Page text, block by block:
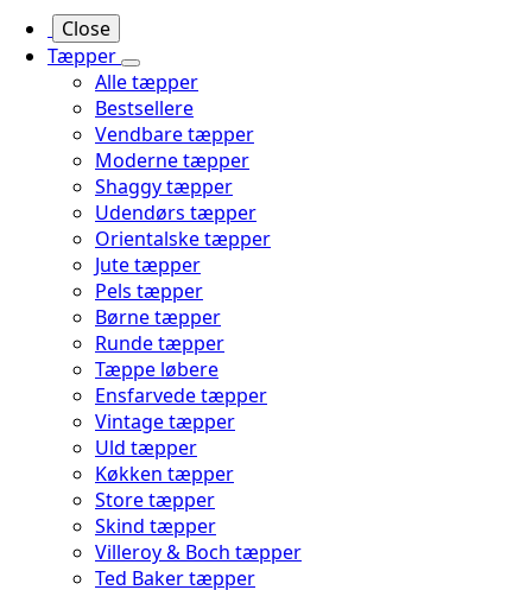
Close
Tæpper
Alle tæpper
Bestsellere
Vendbare tæpper
Moderne tæpper
Shaggy tæpper
Udendørs tæpper
Orientalske tæpper
Jute tæpper
Pels tæpper
Børne tæpper
Runde tæpper
Tæppe løbere
Ensfarvede tæpper
Vintage tæpper
Uld tæpper
Køkken tæpper
Store tæpper
Skind tæpper
Villeroy & Boch tæpper
Ted Baker tæpper